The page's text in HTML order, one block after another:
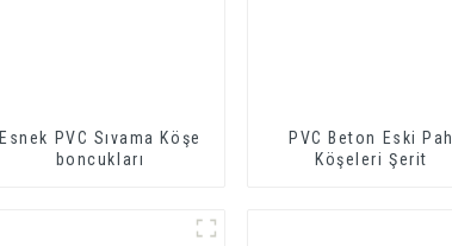
Esnek PVC Sıvama Köşe
boncukları
PVC Beton Eski Pah
Köşeleri Şerit